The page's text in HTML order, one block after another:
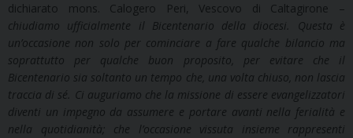
dichiarato mons. Calogero Peri, Vescovo di Caltagirone –
chiudiamo ufficialmente il Bicentenario della diocesi. Questa è
un’occasione non solo per cominciare a fare qualche bilancio ma
soprattutto per qualche buon proposito, per evitare che il
Bicentenario sia soltanto un tempo che, una volta chiuso, non lascia
traccia di sé. Ci auguriamo che la missione di essere evangelizzatori
diventi un impegno da assumere e portare avanti nella ferialità e
nella quotidianità; che l’occasione vissuta insieme rappresenti